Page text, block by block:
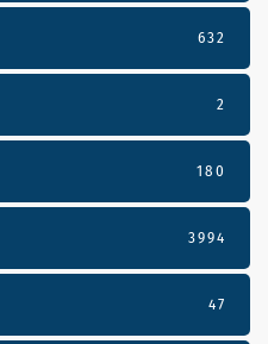
632
2
180
3994
47